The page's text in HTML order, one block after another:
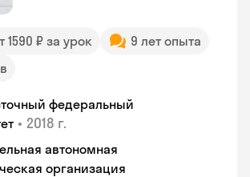
1590 ₽ за урок
9 лет опыта
федеральный
• 2018 г.
автономная
организация